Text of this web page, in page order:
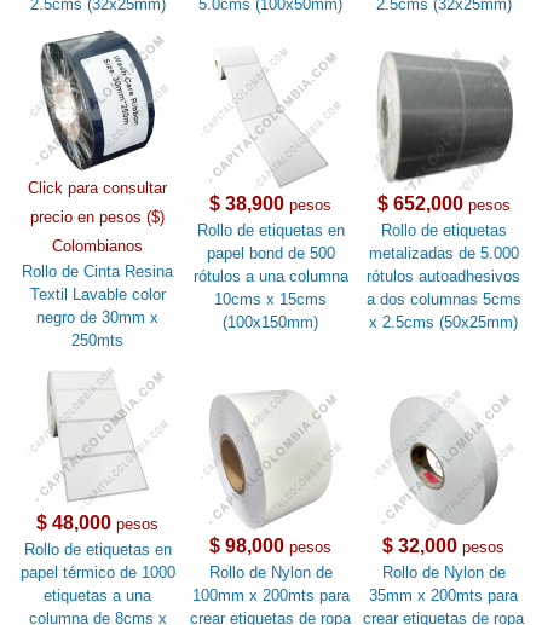
2.5cms (32x25mm)
5.0cms (100x50mm)
2.5cms (32x25mm)
Click para consultar
precio en pesos ($)
Colombianos
Rollo de Cinta Resina
Textil Lavable color
negro de 30mm x
250mts
$ 38,900 pesos
Rollo de etiquetas en
papel bond de 500
rótulos a una columna
10cms x 15cms
(100x150mm)
$ 652,000pesos
Rollo de etiquetas
metalizadas de 5.000
rótulos autoadhesivos
a dos columnas 5cms
x 2.5cms (50x25mm)
$ 48,000 pesos
Rollo de etiquetas en
papel térmico de 1000
etiquetas a una
columna de 8cms x
$ 98,000 pesos
Rollo de Nylon de
100mm x 200mts para
crear etiquetas de ropa
$ 32,000 pesos
Rollo de Nylon de
35mm x 200mts para
crear etiquetas de ropa